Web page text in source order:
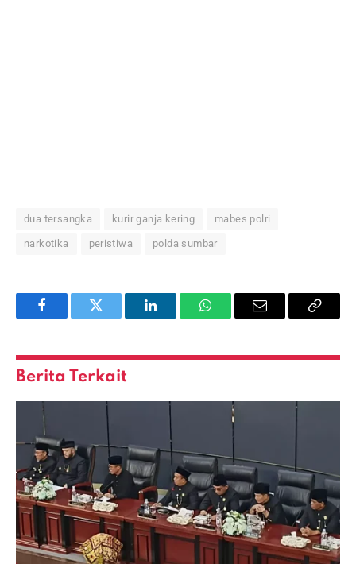
dua tersangka kurir ganja kering mabes polri
narkotika peristiwa polda sumbar
FacebookTwitter LinkedInWhatsAppEmail
Copy
Berita Terkait